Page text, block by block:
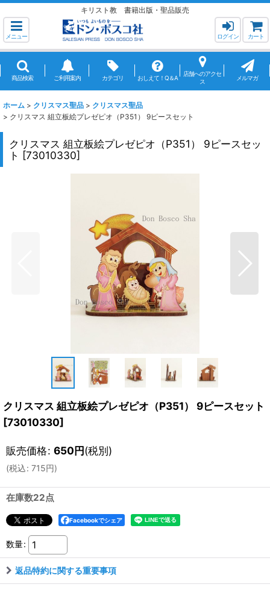
キリスト教 書籍出版・聖品販売
メニュー ログイン カート
商品検索 ご利用案内 カテゴリ おしえて！Q＆A
店舗へのアクセ
ス
メルマガ
ホーム > クリスマス聖品 > クリスマス聖品
> クリスマス 組立板絵プレゼピオ（P351） 9ピースセット
クリスマス 組立板絵プレゼピオ（P351） 9ピースセッ
ト [73010330]
クリスマス 組立板絵プレゼピオ（P351） 9ピースセット
[73010330]
販売価格: 650円(税別)
(税込: 715円)
在庫数22点
Facebookでシェア
数量:
返品特約に関する重要事項